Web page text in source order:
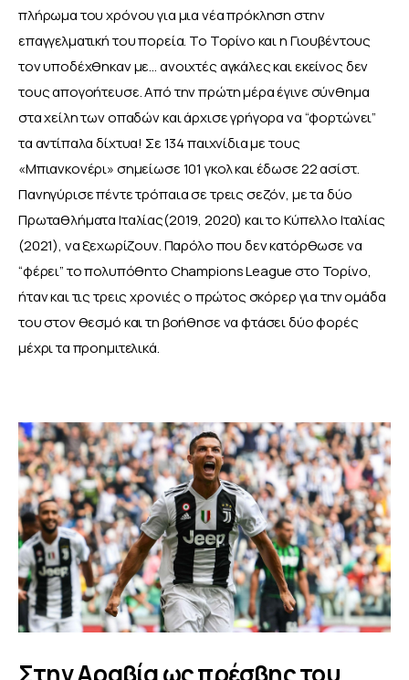
πλήρωμα του χρόνου για μια νέα πρόκληση στην
επαγγελματική του πορεία. Το Τορίνο και η Γιουβέντους
τον υποδέχθηκαν με… ανοιχτές αγκάλες και εκείνος δεν
τους απογοήτευσε. Από την πρώτη μέρα έγινε σύνθημα
στα χείλη των οπαδών και άρχισε γρήγορα να “φορτώνει”
τα αντίπαλα δίχτυα! Σε 134 παιχνίδια με τους
«Μπιανκονέρι» σημείωσε 101 γκολ και έδωσε 22 ασίστ.
Πανηγύρισε πέντε τρόπαια σε τρεις σεζόν, με τα δύο
Πρωταθλήματα Ιταλίας(2019, 2020) και το Κύπελλο Ιταλίας
(2021), να ξεχωρίζουν. Παρόλο που δεν κατόρθωσε να
“φέρει” το πολυπόθητο Champions League στο Τορίνο,
ήταν και τις τρεις χρονιές ο πρώτος σκόρερ για την ομάδα
του στον θεσμό και τη βοήθησε να φτάσει δύο φορές
μέχρι τα προημιτελικά.